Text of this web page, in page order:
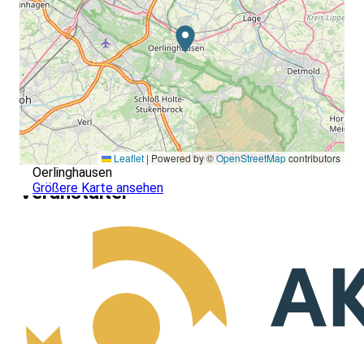
Leaflet | Powered by ©OpenStreetMapcontributors
Oerlinghausen
Größere Karte ansehen
Veranstalter